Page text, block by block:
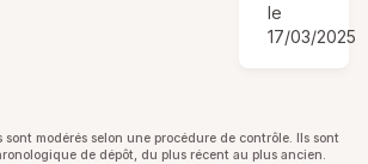
le
17/03/2025
sont modérés selon une procédure de contrôle. Ils sont
de dépôt, du plus récent au plus ancien.